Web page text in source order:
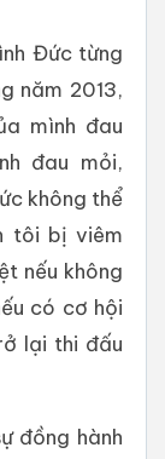
Đức từng
năm 2013,
mình đau
đau mỏi,
không thể
tôi bị viêm
nếu không
có cơ hội
lại thi đấu
đồng hành